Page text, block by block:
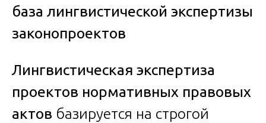
база лингвистической экспертизы
законопроектов
Лингвистическая экспертиза
проектов нормативных правовых
актов базируется на строгой